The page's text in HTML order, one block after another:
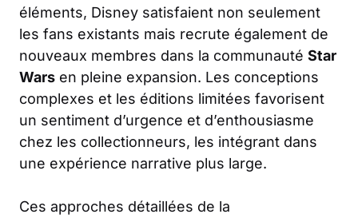
éléments, Disney satisfaient non seulement
les fans existants mais recrute également de
nouveaux membres dans la communauté Star
Wars en pleine expansion. Les conceptions
complexes et les éditions limitées favorisent
un sentiment d’urgence et d’enthousiasme
chez les collectionneurs, les intégrant dans
une expérience narrative plus large.
Ces approches détaillées de la